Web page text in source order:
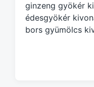
ginzeng gyökér
édesgyökér
bors gyümölcs